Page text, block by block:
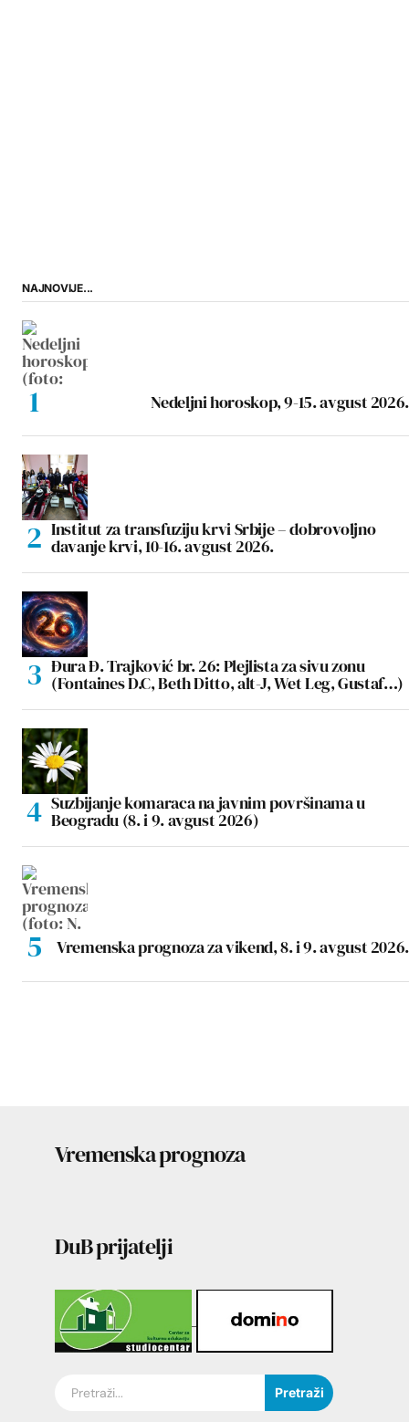
NAJNOVIJE...
Nedeljni horoskop, 9-15. avgust 2026.
Institut za transfuziju krvi Srbije – dobrovoljno
davanje krvi, 10-16. avgust 2026.
Đura Đ. Trajković br. 26: Plejlista za sivu zonu
(Fontaines D.C, Beth Ditto, alt-J, Wet Leg, Gustaf…)
Suzbijanje komaraca na javnim površinama u
Beogradu (8. i 9. avgust 2026)
Vremenska prognoza za vikend, 8. i 9. avgust 2026.
Vremenska prognoza
DuB prijatelji
Pretraži